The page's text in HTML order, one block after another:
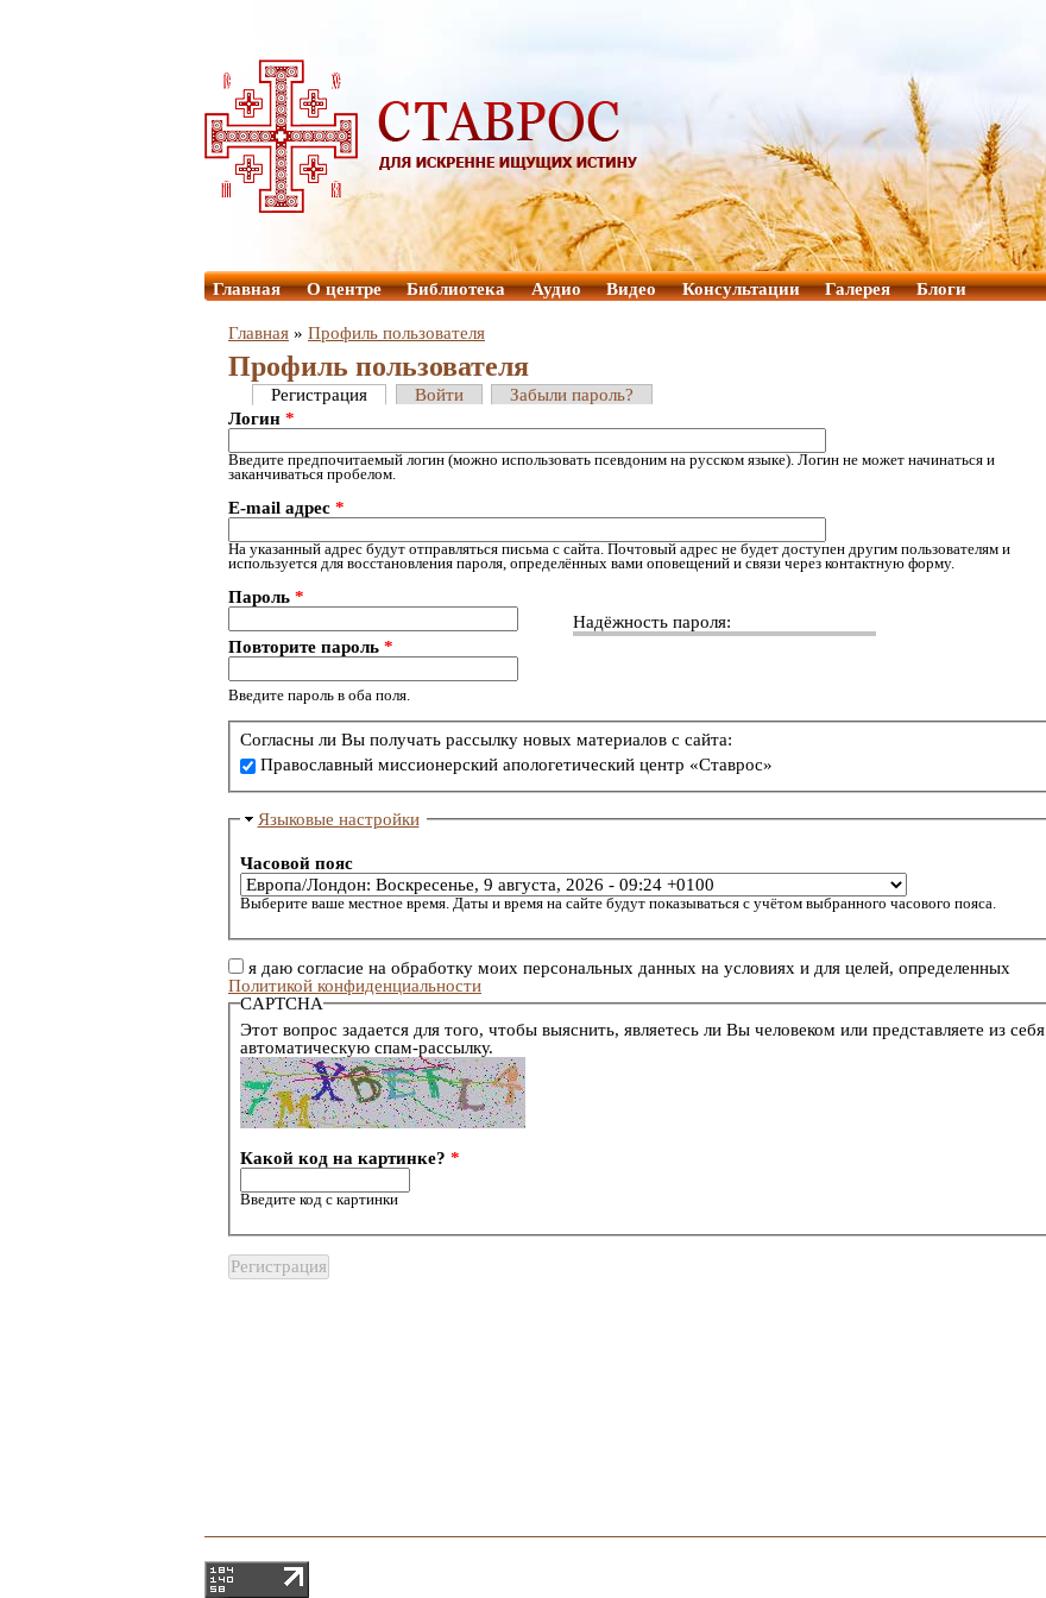
Главная О центре Библиотека Аудио Видео Консультации Галерея Блоги
Главная » Профиль пользователя
Профиль пользователя
Регистрация Войти
Забыли пароль?
Логин *
Введите предпочитаемый логин (можно использовать псевдоним на русском языке). Логин не может начинаться и
заканчиваться пробелом.
E-mail адрес *
На указанный адрес будут отправляться письма с сайта. Почтовый адрес не будет доступен другим пользователям и
используется для восстановления пароля, определённых вами оповещений и связи через контактную форму.
Надёжность пароля:
Пароль *
Повторите пароль *
Введите пароль в оба поля.
Согласны ли Вы получать рассылку новых материалов с сайта:
Православный миссионерский апологетический центр «Ставрос»
Языковые настройки
Часовой пояс
Выберите ваше местное время. Даты и время на сайте будут показываться с учётом выбранного часового пояса.
я даю согласие на обработку моих персональных данных на условиях и для целей, определенных
Политикой конфиденциальности
CAPTCHA
Этот вопрос задается для того, чтобы выяснить, являетесь ли Вы человеком или представляете из себя
автоматическую спам-рассылку.
Какой код на картинке? *
Введите код с картинки